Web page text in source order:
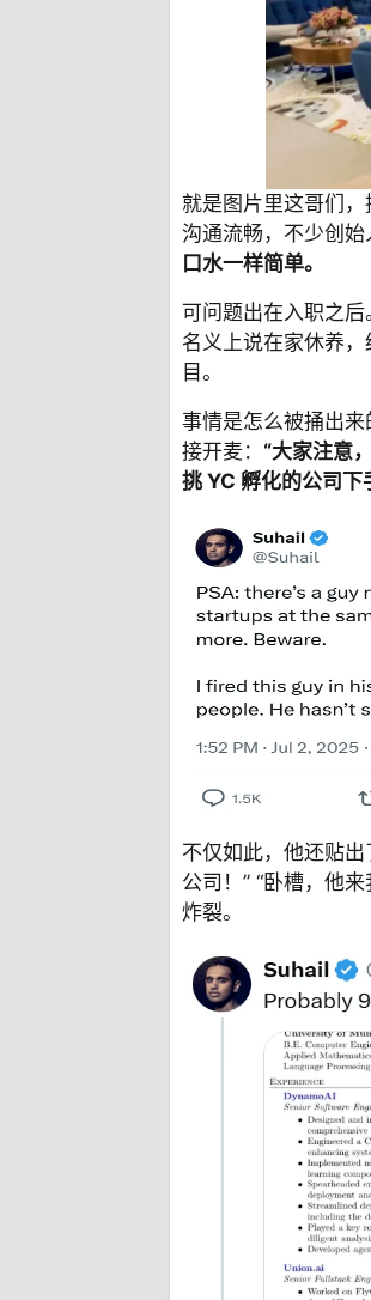
就是图片里这哥们
沟通流畅，不少创始
口水一样简单。
可问题出在入职之
名义上说在家休养
目。
事情是怎么被捅出
接开麦： “大家注意
挑 YC 孵化的公司下
不仅如此，他还贴
公司！” “卧槽，他
炸裂。